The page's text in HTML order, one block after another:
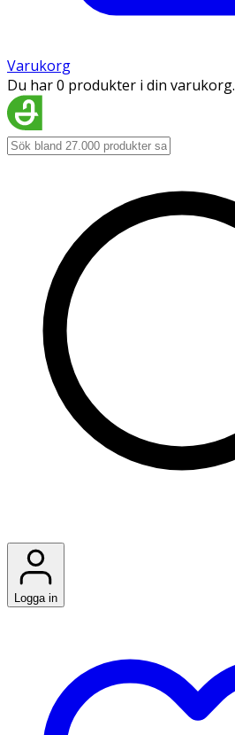
Varukorg
Du har 0 produkter i din varukorg.
Logga in